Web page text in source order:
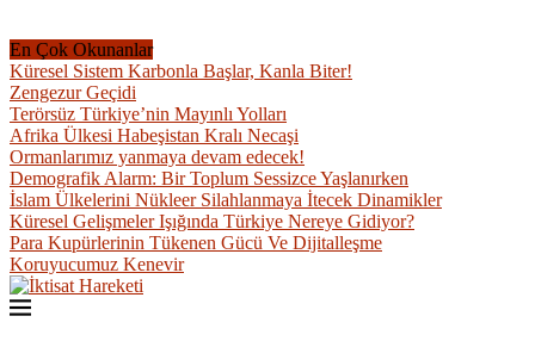
En Çok Okunanlar
Küresel Sistem Karbonla Başlar, Kanla Biter!
Zengezur Geçidi
Terörsüz Türkiye’nin Mayınlı Yolları
Afrika Ülkesi Habeşistan Kralı Necaşi
Ormanlarımız yanmaya devam edecek!
Demografik Alarm: Bir Toplum Sessizce Yaşlanırken
İslam Ülkelerini Nükleer Silahlanmaya İtecek Dinamikler
Küresel Gelişmeler Işığında Türkiye Nereye Gidiyor?
Para Kupürlerinin Tükenen Gücü Ve Dijitalleşme
Koruyucumuz Kenevir